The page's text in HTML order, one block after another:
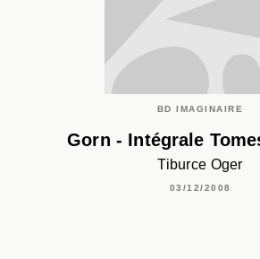
BD IMAGINAIRE
Gorn - Intégrale
Tiburce Oger
03/12/2008